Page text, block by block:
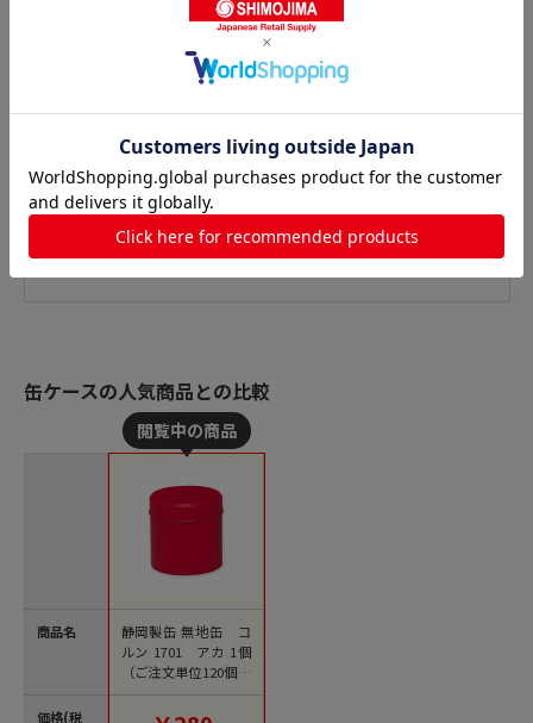
缶ケースの人気商品との比較
商品名
価格(税
静岡製缶 無地缶 コ
ルン 1701 アカ 1個
（ご注文単位120個）
【直送品】